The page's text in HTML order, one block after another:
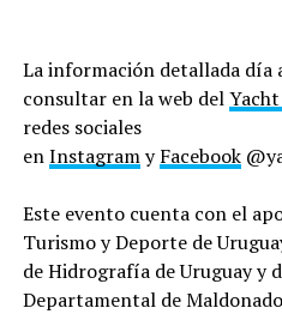
La información detallada día
consultar en la web del
redes sociales
enInstagramyFacebook
Este evento cuenta con el
Turismo y Deporte de
de Hidrografía de Uruguay y
Departamental de